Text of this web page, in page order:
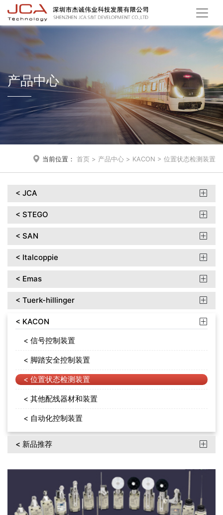
产品中心
 当前位置： 首页 > 产品中心 > KACON > 位置状态检测装置
< JCA 
< STEGO 
< SAN 
< Italcoppie 
< Emas 
< Tuerk-hillinger 
< KACON 
< 信号控制装置
< 脚踏安全控制装置
< 位置状态检测装置
< 其他配线器材和装置
< 自动化控制装置
< 新品推荐 